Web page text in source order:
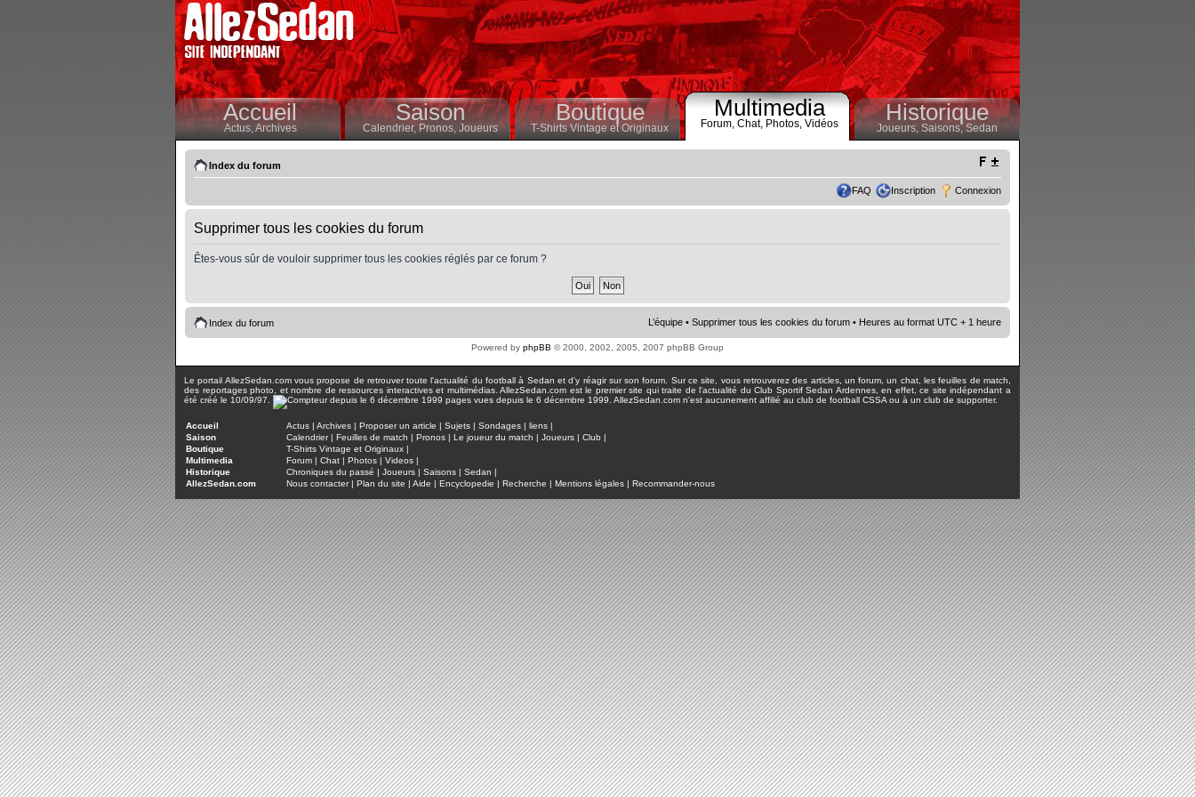
Accueil
Actus,Archives
Saison
Calendrier,Pronos, Joueurs
Boutique
T-Shirts Vintage et Originaux
Multimedia
Forum, Chat, Photos, Vidéos Historique
Joueurs, Saisons,Sedan
Index du forum
FAQ Inscription Connexion
Supprimer tous les cookies du forum
Êtes-vous sûr de vouloir supprimer tous les cookies réglés par ce forum ?
Index du forum L’équipe • Supprimer tous les cookies du forum • Heures au format UTC + 1 heure
Powered by phpBB © 2000, 2002, 2005, 2007 phpBB Group
Le portail AllezSedan.com vous propose de retrouver toute l'actualité du football à Sedan et d'y réagir sur son forum. Sur ce site, vous retrouverez des articles, un forum, un chat, les feuilles de match,
des reportages photo, et nombre de ressources interactives et multimédias. AllezSedan.com est le premier site qui traite de l'actualité du Club Sportif Sedan Ardennes, en effet, ce site indépendant a
été créé le 10/09/97.
pages vues depuis le 6 décembre 1999. AllezSedan.com n'est aucunement affilié au club de football CSSA ou à un club de supporter.
Accueil Actus | Archives | Proposer un article | Sujets | Sondages | liens |
Saison
Calendrier| Feuilles de match | Pronos | Le joueur du match | Joueurs | Club |
Boutique
T-Shirts Vintage et Originaux |
Multimedia
Forum | Chat | Photos | Videos |
Historique
Chroniques du passé | Joueurs | Saisons | Sedan |
AllezSedan.com
Nous contacter| Plan du site | Aide | Encyclopedie | Recherche | Mentions légales | Recommander-nous